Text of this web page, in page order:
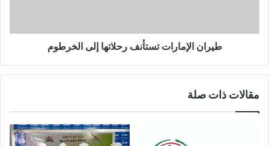
طيران الإمارات تستأنف رحلاتها إلى الخرطوم
مقالات ذات صلة